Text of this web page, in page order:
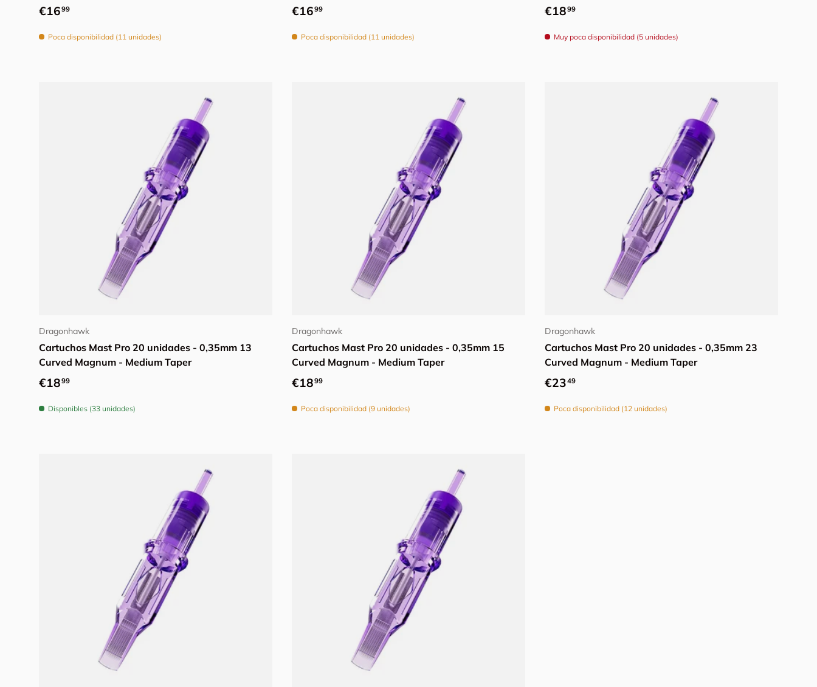
Precio normal
€1699
Poca disponibilidad (11 unidades)
Precio normal
€1699
Poca disponibilidad (11 unidades)
Precio normal
€1899
Muy poca disponibilidad (5 unidades)
Dragonhawk
Cartuchos Mast Pro 20 unidades - 0,35mm 13
Curved Magnum - Medium Taper
Precio normal
€1899
Disponibles (33 unidades)
Dragonhawk
Cartuchos Mast Pro 20 unidades - 0,35mm 15
Curved Magnum - Medium Taper
Precio normal
€1899
Poca disponibilidad (9 unidades)
Dragonhawk
Cartuchos Mast Pro 20 unidades - 0,35mm 23
Curved Magnum - Medium Taper
Precio normal
€2349
Poca disponibilidad (12 unidades)